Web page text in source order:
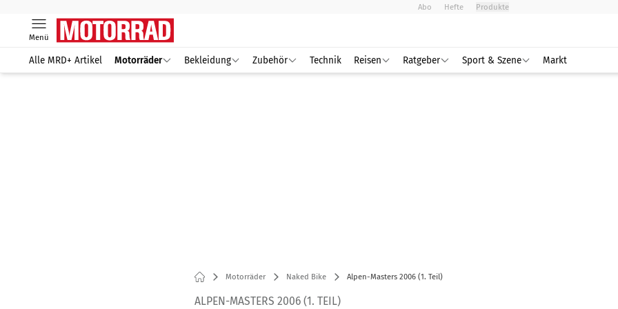
Abo Hefte Produkte
Menü
Alle MRD+ Artikel Motorräder Bekleidung Zubehör Technik Reisen Ratgeber Sport & Szene Markt
Motorräder Naked Bike Alpen-Masters 2006 (1. Teil)
ALPEN-MASTERS 2006 (1. TEIL)